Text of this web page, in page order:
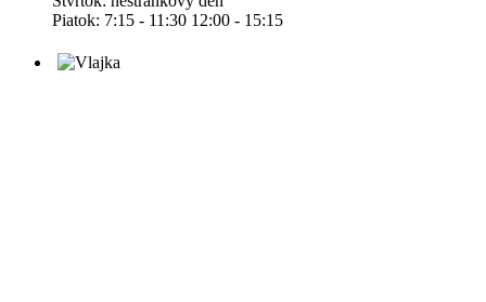
Piatok: 7:15 - 11:30 12:00 - 15:15